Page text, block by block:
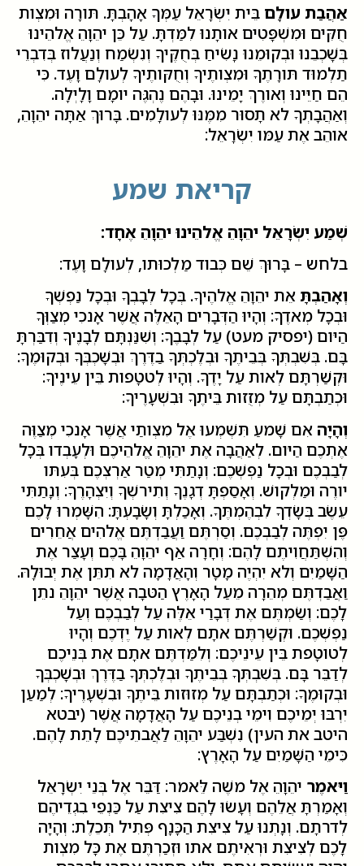
אַהֲבַת עולָם בֵּית יִשְׂרָאֵל עַמְּךָ אָהָבְתָּ. תּורָה וּמִצְות
חֻקִּים וּמִשְׁפָּטִים אותָנוּ לִמַּדְתָּ. עַל כֵּן יהֵוָהֵ אֱלהֵינוּ
בְּשָׁכְבֵנוּ וּבְקוּמֵנוּ נָשִׂיחַ בְּחֻקֶּיךָ וְנִשְׂמַח וְנַעֲלוז בְּדִבְרֵי
תַלְמוּד תּורָתֶךָ וּמִצְותֶיךָ וְחֻקּותֶיךָ לְעולָם וָעֶד. כִּי
הֵם חַיֵּינוּ וְאורֶךְ יָמֵינוּ. וּבָהֶם נֶהְגֶּה יומָם וָלָיְלָה.
וְאַהֲבָתְךָ לא תָסוּר מִמֶּנּוּ לְעולָמִים. בָּרוּךְ אַתָּה יהֵוָהֵ,
אוהֵב אֶת עַמּו יִשְׂרָאֵל:
קריאת שמע
שְׁמַע יִשְׂרָאֵל יהֵוָהֵ אֱלהֵינוּ יהֵוָהֵ אֶחָד:
בלחש – בָּרוּךְ שֵׁם כְּבוד מַלְכוּתו, לְעולָם וָעֶד:
וְאָהַבְתָּ אֵת יהֵוָהֵ אֱלהֶיךָ. בְּכָל לְבָבְךָ וּבְכָל נַפְשְׁךָ
וּבְכָל מְאדֶךָ: וְהָיוּ הַדְּבָרִים הָאֵלֶּה אֲשֶׁר אָנכִי מְצַוְּךָ
הַיּום (יפסיק מעט) עַל לְבָבֶךָ: וְשִׁנַּנְתָּם לְבָנֶיךָ וְדִבַּרְתָּ
בָּם. בְּשִׁבְתְּךָ בְּבֵיתֶךָ וּבְלֶכְתְּךָ בַדֶּרֶךְ וּבְשָׁכְבְּךָ וּבְקוּמֶךָ:
וּקְשַׁרְתָּם לְאות עַל יָדֶךָ. וְהָיוּ לְטטָפות בֵּין עֵינֶיךָ:
וּכְתַבְתָּם עַל מְזֻזות בֵּיתֶךָ וּבִשְׁעָרֶיךָ:
וְהָיָהאִם שָׁמעַ תִּשְׁמְעוּ אֶל מִצְותַי אֲשֶׁר אָנכִי מְצַוֶּה
אֶתְכֶם הַיּום. לְאַהֲבָה אֶת יהֵוָהֵ אֱלהֵיכֶם וּלְעָבְדו בְּכָל
לְבַבְכֶם וּבְכָל נַפְשְׁכֶם: וְנָתַתִּי מְטַר אַרְצְכֶם בְּעִתּו
יורֶה וּמַלְקושׁ. וְאָסַפְתָּ דְגָנֶךָ וְתִירשְׁךָ וְיִצְהָרֶךָ: וְנָתַתִּי
עֵשֶׂב בְּשָׂדְךָ לִבְהֶמְתֶּךָ. וְאָכַלְתָּ וְשָׂבָעְתָּ: הִשָּׁמְרוּ לָכֶם
פֶּן יִפְתֶּה לְבַבְכֶם. וְסַרְתֶּם וַעֲבַדְתֶּם אֱלהִים אֲחֵרִים
וְהִשְׁתַּחֲוִיתֶם לָהֶם: וְחָרָה אַף יהֵוָהֵ בָּכֶם וְעָצַר אֶת
הַשָּׁמַיִם וְלא יִהְיֶה מָטָר וְהָאֲדָמָה לא תִתֵּן אֶת יְבוּלָהּ.
וַאֲבַדְתֶּם מְהֵרָה מֵעַל הָאָרֶץ הַטּבָה אֲשֶׁר יהֵוָהֵ נתֵן
לָכֶם: וְשַׂמְתֶּם אֶת דְּבָרַי אֵלֶּה עַל לְבַבְכֶם וְעַל
נַפְשְׁכֶם. וּקְשַׁרְתֶּם אתָם לְאות עַל יֶדְכֶם וְהָיוּ
לְטוטָפת בֵּין עֵינֵיכֶם: וְלִמַּדְתֶּם אתָם אֶת בְּנֵיכֶם
לְדַבֵּר בָּם. בְּשִׁבְתְּךָ בְּבֵיתֶךָ וּבְלֶכְתְּךָ בַדֶּרֶךְ וּבְשָׁכְבְּךָ
וּבְקוּמֶךָ: וּכְתַבְתָּם עַל מְזוּזות בֵּיתֶךָ וּבִשְׁעָרֶיךָ: לְמַעַן
יִרְבּוּ יְמֵיכֶם וִימֵי בְנֵיכֶם עַל הָאֲדָמָה אֲשֶׁר (יבטא
היטב את העין) נִשְׁבַּע יהֵוָהֵ לַאֲבתֵיכֶם לָתֵת לָהֶם.
כִּימֵי הַשָּׁמַיִם עַל הָאָרֶץ:
וַיּאמֶר יהֵוָהֵ אֶל משֶׁה לֵּאמר: דַּבֵּר אֶל בְּנֵי יִשְׂרָאֵל
וְאָמַרְתָּ אֲלֵהֶם וְעָשׂוּ לָהֶם צִיצִת עַל כַּנְפֵי בִגְדֵיהֶם
לְדרתָם. וְנָתְנוּ עַל צִיצִת הַכָּנָף פְּתִיל תְּכֵלֶת: וְהָיָה
לָכֶם לְצִיצִת וּרְאִיתֶם אתו וּזְכַרְתֶּם אֶת כָּל מִצְות